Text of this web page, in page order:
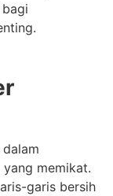
memikat.
garis bersih